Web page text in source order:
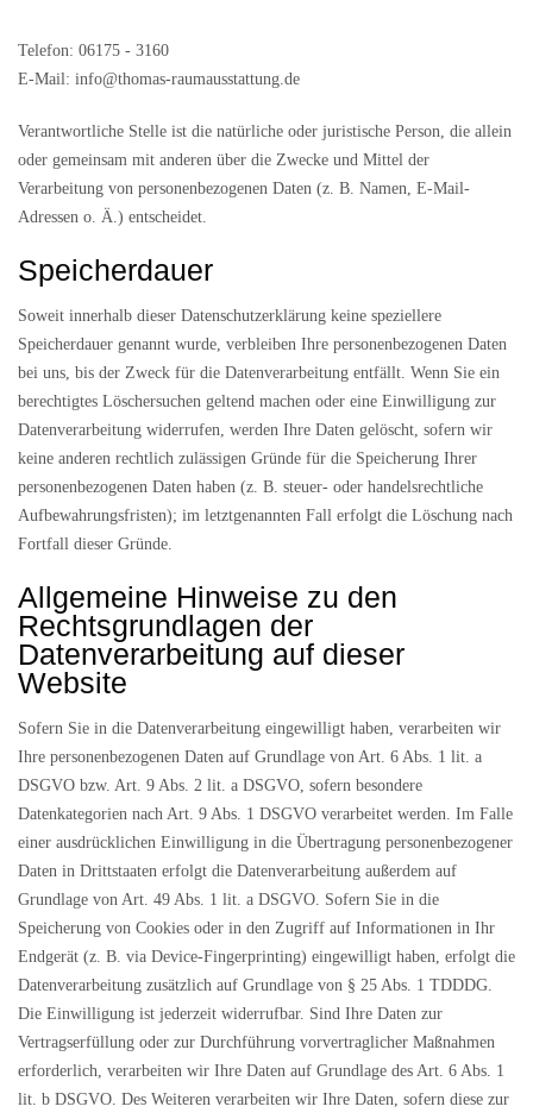
Telefon: 06175 - 3160
E-Mail: info@thomas-raumausstattung.de
Verantwortliche Stelle ist die natürliche oder juristische Person, die allein
oder gemeinsam mit anderen über die Zwecke und Mittel der
Verarbeitung von personenbezogenen Daten (z. B. Namen, E-Mail-
Adressen o. Ä.) entscheidet.
Speicherdauer
Soweit innerhalb dieser Datenschutzerklärung keine speziellere
Speicherdauer genannt wurde, verbleiben Ihre personenbezogenen Daten
bei uns, bis der Zweck für die Datenverarbeitung entfällt. Wenn Sie ein
berechtigtes Löschersuchen geltend machen oder eine Einwilligung zur
Datenverarbeitung widerrufen, werden Ihre Daten gelöscht, sofern wir
keine anderen rechtlich zulässigen Gründe für die Speicherung Ihrer
personenbezogenen Daten haben (z. B. steuer- oder handelsrechtliche
Aufbewahrungsfristen); im letztgenannten Fall erfolgt die Löschung nach
Fortfall dieser Gründe.
Allgemeine Hinweise zu den
Rechtsgrundlagen der
Datenverarbeitung auf dieser
Website
Sofern Sie in die Datenverarbeitung eingewilligt haben, verarbeiten wir
Ihre personenbezogenen Daten auf Grundlage von Art. 6 Abs. 1 lit. a
DSGVO bzw. Art. 9 Abs. 2 lit. a DSGVO, sofern besondere
Datenkategorien nach Art. 9 Abs. 1 DSGVO verarbeitet werden. Im Falle
einer ausdrücklichen Einwilligung in die Übertragung personenbezogener
Daten in Drittstaaten erfolgt die Datenverarbeitung außerdem auf
Grundlage von Art. 49 Abs. 1 lit. a DSGVO. Sofern Sie in die
Speicherung von Cookies oder in den Zugriff auf Informationen in Ihr
Endgerät (z. B. via Device-Fingerprinting) eingewilligt haben, erfolgt die
Datenverarbeitung zusätzlich auf Grundlage von § 25 Abs. 1 TDDDG.
Die Einwilligung ist jederzeit widerrufbar. Sind Ihre Daten zur
Vertragserfüllung oder zur Durchführung vorvertraglicher Maßnahmen
erforderlich, verarbeiten wir Ihre Daten auf Grundlage des Art. 6 Abs. 1
lit. b DSGVO. Des Weiteren verarbeiten wir Ihre Daten, sofern diese zur